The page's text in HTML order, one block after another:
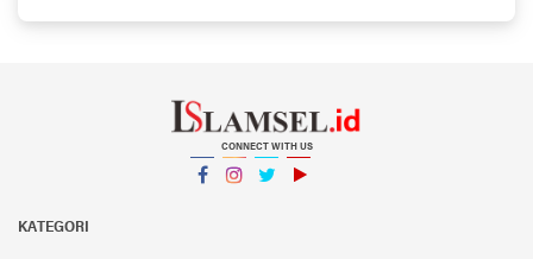
CONNECT WITH US
KATEGORI